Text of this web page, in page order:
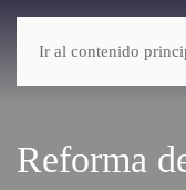
Ir al contenido
puntoArquitectura
Reforma